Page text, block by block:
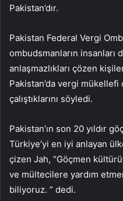
Pakistan’dır.
Pakistan Federal Vergi
ombudsmanların insanları
anlaşmazlıkları çözen
Pakistan’da vergi
çalıştıklarını söyledi.
Pakistan’ın son 20 yıldır
Türkiye’yi en iyi anlayan
çizen Jah, “Göçmen
ve mültecilere yardım
biliyoruz. ” dedi.